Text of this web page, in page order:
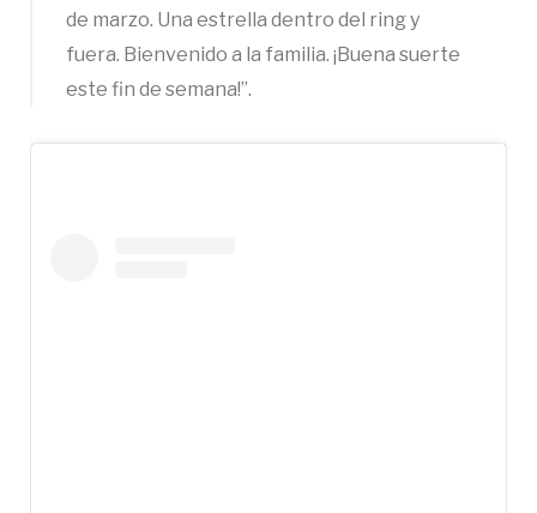
de marzo. Una estrella dentro del ring y
fuera. Bienvenido a la familia. ¡Buena suerte
este fin de semana!”.